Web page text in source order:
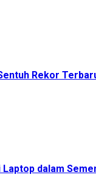
Rekor
Laptop dalam